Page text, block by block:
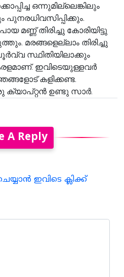
ഒന്നുമില്ലെങ്കിലും
മണ്ണ് തിരിച്ചു കോരിയിട്ടു
മരങ്ങളെല്ലാം തിരിച്ചു
സ്ഥിതിയിലാക്കും
ഇവിടെയുള്ളവർ
കളിക്കണ്ട.
ഉണ്ടു സാർ.
A Reply
ഇവിടെ ക്ലിക്ക്